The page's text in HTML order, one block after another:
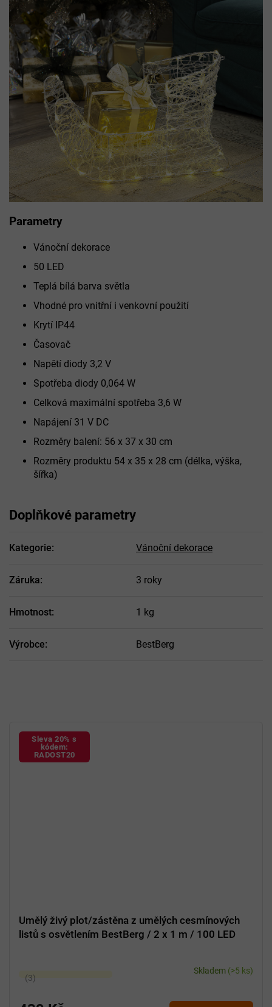
Parametry
Vánoční dekorace
50 LED
Teplá bílá barva světla
Vhodné pro vnitřní i venkovní použití
Krytí IP44
Časovač
Napětí diody 3,2 V
Spotřeba diody 0,064 W
Celková maximální spotřeba 3,6 W
Napájení 31 V DC
Rozměry balení: 56 x 37 x 30 cm
Rozměry produktu 54 x 35 x 28 cm (délka, výška,
šířka)
Doplňkové parametry
Kategorie: Vánoční dekorace
Záruka: 3 roky
Hmotnost: 1 kg
Výrobce: BestBerg
Sleva 20% s
kódem:
RADOST20
Umělý živý plot/zástěna z umělých cesmínových
listů s osvětlením BestBerg / 2 x 1 m / 100 LED
Průměrné
Skladem (>5 ks)